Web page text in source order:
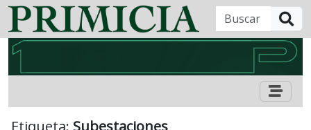
Etiqueta: Subestaciones